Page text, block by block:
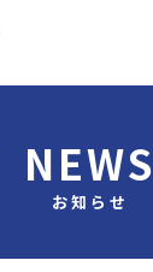
NEWS
お知らせ